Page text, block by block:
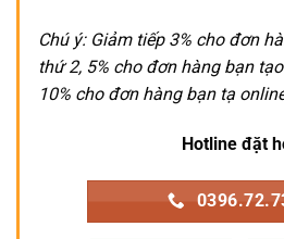
Chú ý: Giảm tiếp 3% cho đơn
thứ 2, 5% cho đơn hàng bạn
10% cho đơn hàng bạn tạ
Hotline đặt